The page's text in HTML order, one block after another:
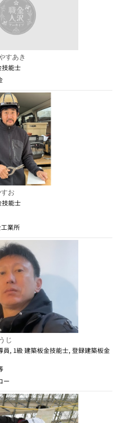
すあき
技能士
お
技能士
業所
じ
員, 1級 建築板金技能士, 登録建築板金
ー